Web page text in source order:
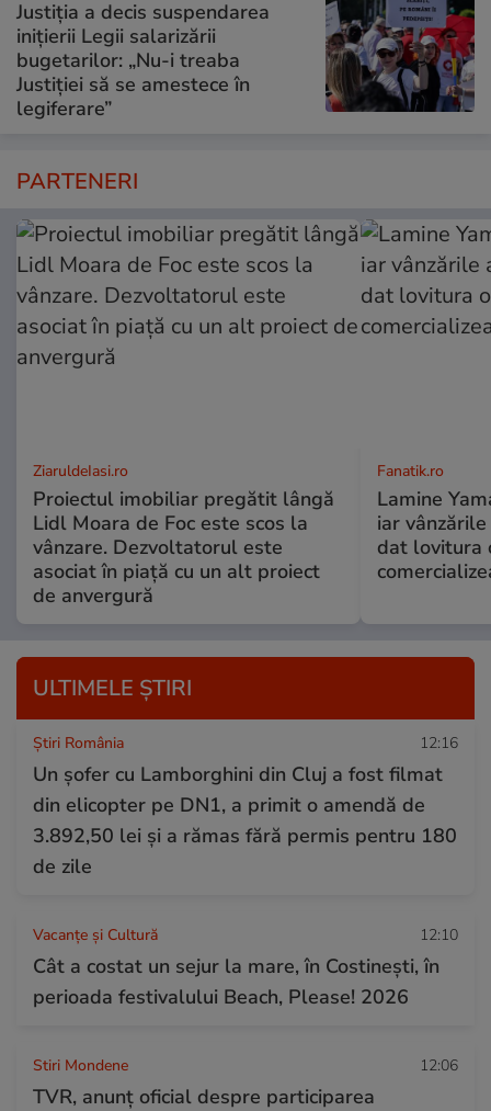
Justiția a decis suspendarea
inițierii Legii salarizării
bugetarilor: „Nu-i treaba
Justiției să se amestece în
legiferare”
PARTENERI
ZiaruldeIasi.ro
Proiectul imobiliar pregătit lângă
Lidl Moara de Foc este scos la
vânzare. Dezvoltatorul este
asociat în piață cu un alt proiect
de anvergură
Fanatik.ro
Lamine
iar
dat lovitura
ULTIMELE ȘTIRI
Știri România 12:16
Un șofer cu Lamborghini din Cluj a fost filmat
din elicopter pe DN1, a primit o amendă de
3.892,50 lei și a rămas fără permis pentru 180
de zile
Vacanțe și Cultură 12:10
Cât a costat un sejur la mare, în Costinești, în
perioada festivalului Beach, Please! 2026
Stiri Mondene 12:06
TVR, anunț oficial despre participarea